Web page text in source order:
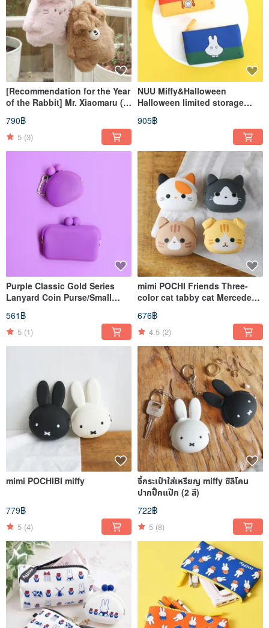
[Recommendation for the Year
of the Rabbit] Mr. Xiaomaru ()
plush drawstring pocket / two
types
790฿
5 (3)
NUU Miffy&Halloween
Halloween limited storage
bags two
905฿
Purple Classic Gold Series
Lanyard Coin Purse/Small
Card Holder/Combination Bag
561฿
5 (1)
mimi POCHI Friends Three-
color cat tabby cat Mercedes
cat folding ear cat Silicone
mouth gold bag
676฿
4.5 (2)
mimi POCHIBI miffy
779฿
5 (4)
จี้กระเป๋าใส่เหรียญ miffy ซิลิโคน
ปากปิ๊กแป๊ก (2 สี)
722฿
5 (8)